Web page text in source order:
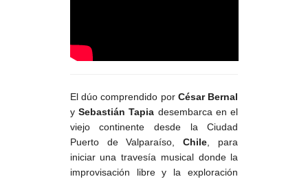
El dúo comprendido porCésar Bernal
y Sebastián Tapia desembarca en el
viejo continente desde la Ciudad
Puerto de Valparaíso,Chile, para
iniciar una travesía musical donde la
improvisación libre y la exploración